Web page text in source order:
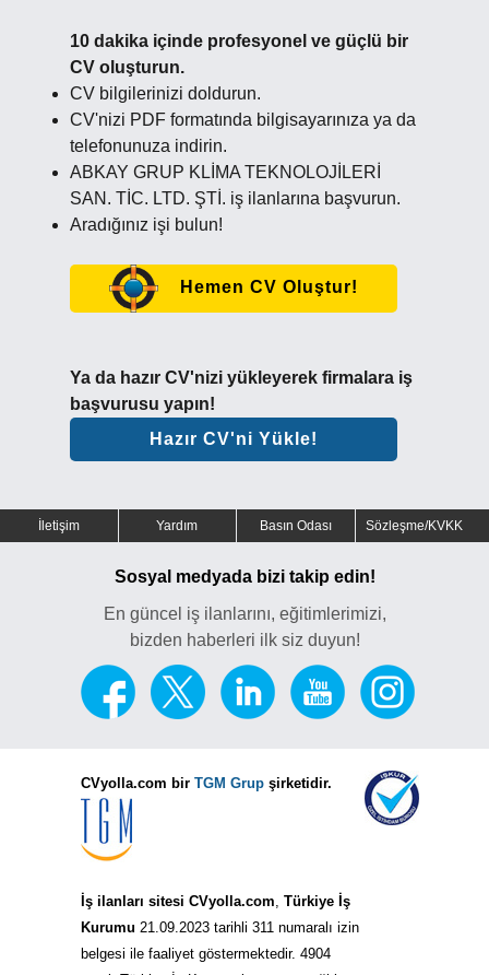
10 dakika içinde profesyonel ve güçlü bir
CV oluşturun.
CV bilgilerinizi doldurun.
CV'nizi PDF formatında bilgisayarınıza ya da
telefonunuza indirin.
ABKAY GRUP KLİMA TEKNOLOJİLERİ
SAN. TİC. LTD. ŞTİ. iş ilanlarına başvurun.
Aradığınız işi bulun!
Hemen CV Oluştur!
Ya da hazır CV'nizi yükleyerek firmalara iş
başvurusu yapın!
Hazır CV'ni Yükle!
İletişim Yardım Basın Odası Sözleşme/KVKK
Sosyal medyada bizi takip edin!
En güncel iş ilanlarını, eğitimlerimizi,
bizden haberleri ilk siz duyun!
CVyolla.com bir TGM Grup şirketidir.
İş ilanları sitesi CVyolla.com, Türkiye İş
Kurumu 21.09.2023 tarihli 311 numaralı izin
belgesi ile faaliyet göstermektedir. 4904